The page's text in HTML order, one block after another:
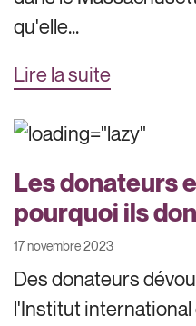
qu'elle...
Lire la suite
Les donateurs
pourquoi ils
17 novembre 2023
Des donateurs
l'Institut international